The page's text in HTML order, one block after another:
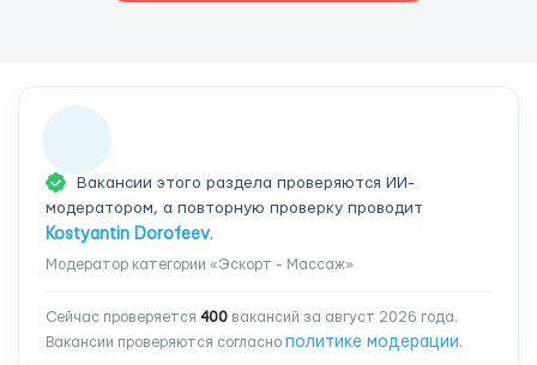
Вакансии этого раздела проверяются ИИ-
модератором, а повторную проверку проводит
Kostyantin Dorofeev.
Модератор категории «Эскорт - Массаж»
Сейчас проверяется 400 вакансий за август 2026 года.
Вакансии проверяются согласно политике модерации.